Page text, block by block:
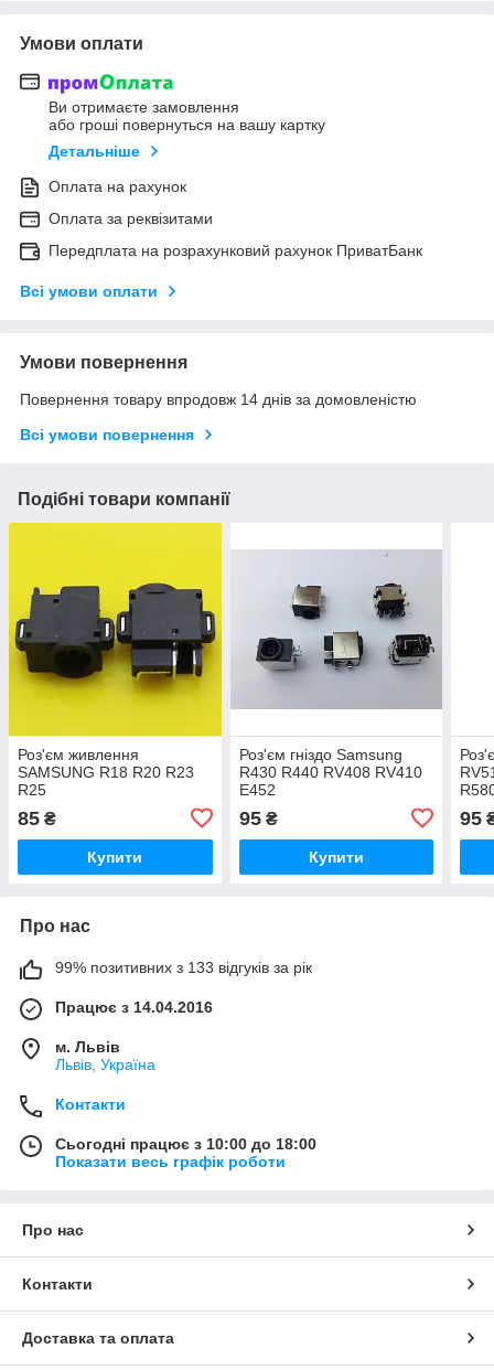
Умови оплати
Ви отримаєте замовлення
або гроші повернуться на вашу картку
Детальніше
Оплата на рахунок
Оплата за реквізитами
Передплата на розрахунковий рахунок ПриватБанк
Всі умови оплати
Умови повернення
Повернення товару впродовж 14 днів за домовленістю
Всі умови повернення
Подібні товари компанії
Роз'єм живлення
SAMSUNG R18 R20 R23
R25
85 ₴
Купити
Роз'єм гніздо Samsung
R430 R440 RV408 RV410
E452
95₴
Купити
95
Про нас
99% позитивних з 133 відгуків за рік
Працює з 14.04.2016
м. Львів
Львів, Україна
Контакти
Сьогодні працює з 10:00 до 18:00
Показати весь графік роботи
Про нас
Контакти
Доставка та оплата